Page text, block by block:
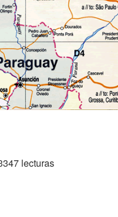
lecturas